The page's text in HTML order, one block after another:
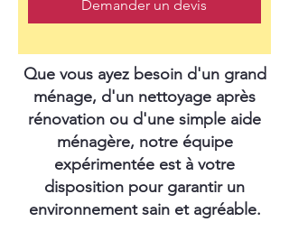
Demander un devis
Que vous ayez besoin d'un grand
ménage, d'un nettoyage après
rénovation ou d'une simple aide
ménagère, notre équipe
expérimentée est à votre
disposition pour garantir un
environnement sain et agréable.